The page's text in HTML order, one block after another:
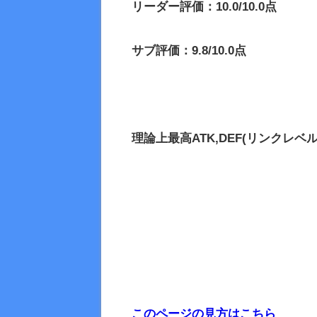
リーダー評価：10.0/10.0点
サブ評価：9.8/10.0点
理論上最高ATK,DEF(リンクレベ
このページの見方はこちら